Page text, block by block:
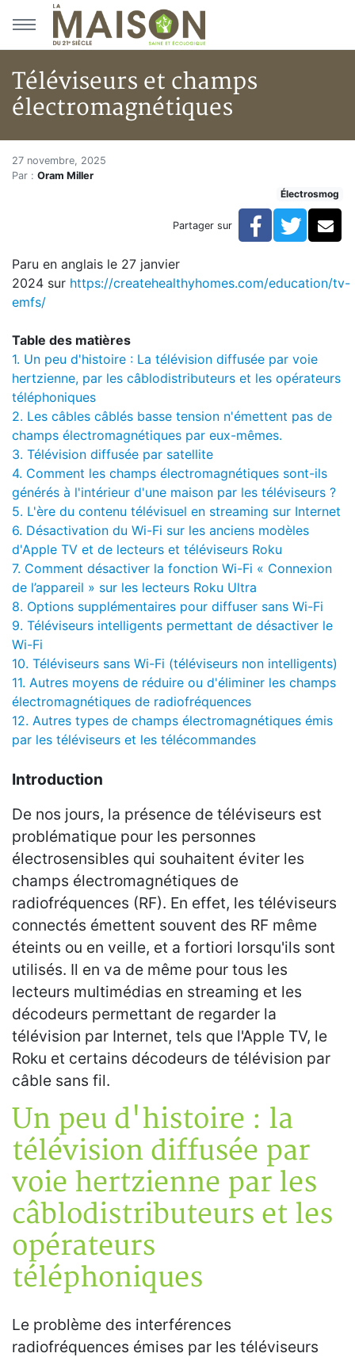
Aller au menu principal
Aller au contenu principal
Téléviseurs et champs
électromagnétiques
Accueil
Articles
Téléviseurs et champs électromagnétiques
Téléviseurs et champs
27 novembre, 2025
Par : Oram Miller
Électrosmog
Partager sur Facebook
Paru en anglais le 27 janvier
2024 sur https://createhealthyhomes.com/education/tv-
emfs/
Table des matières
1. Un peu d'histoire : La télévision diffusée par voie
hertzienne, par les câblodistributeurs et les opérateurs
téléphoniques
2. Les câbles câblés basse tension n'émettent pas de
champs électromagnétiques par eux-mêmes.
3. Télévision diffusée par satellite
4. Comment les champs électromagnétiques sont-ils
générés à l'intérieur d'une maison par les téléviseurs ?
5. L'ère du contenu télévisuel en streaming sur Internet
6. Désactivation du Wi-Fi sur les anciens modèles
d'Apple TV et de lecteurs et téléviseurs Roku
7. Comment désactiver la fonction Wi-Fi « Connexion
de l’appareil » sur les lecteurs Roku Ultra
8. Options supplémentaires pour diffuser sans Wi-Fi
9. Téléviseurs intelligents permettant de désactiver le
Wi-Fi
10. Téléviseurs sans Wi-Fi (téléviseurs non intelligents)
11. Autres moyens de réduire ou d'éliminer les champs
électromagnétiques de radiofréquences
12. Autres types de champs électromagnétiques émis
par les téléviseurs et les télécommandes
Introduction
De nos jours, la présence de téléviseurs est
problématique pour les personnes
électrosensibles qui souhaitent éviter les
champs électromagnétiques de
radiofréquences (RF). En effet, les téléviseurs
connectés émettent souvent des RF même
éteints ou en veille, et a fortiori lorsqu'ils sont
utilisés. Il en va de même pour tous les
lecteurs multimédias en streaming et les
décodeurs permettant de regarder la
télévision par Internet, tels que l'Apple TV, le
Roku et certains décodeurs de télévision par
câble sans fil.
Un peu d'histoire : la
télévision diffusée par
voie hertzienne par les
câblodistributeurs et les
opérateurs
téléphoniques
Le problème des interférences
radiofréquences émises par les téléviseurs